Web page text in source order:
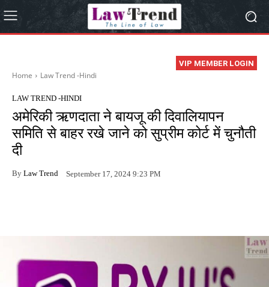
VIP MEMBER LOGIN
Home Law Trend -Hindi
LAW TREND -HINDI
अमेरिकी ऋणदाता ने बायजू की दिवालियापन
समिति से बाहर रखे जाने को सुप्रीम कोर्ट में चुनौती
दी
By Law Trend September 17, 2024 9:23 PM